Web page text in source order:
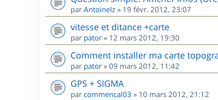
par AntoineIz » 19 févr. 2012, 23:07
vitesse et ditance +carte
par pator » 12 mars 2012, 19:30
Comment installer ma carte
par pator » 09 mars 2012, 11:42
GPS + SIGMA
par commencal03 » 10 mars 2012, 21:12